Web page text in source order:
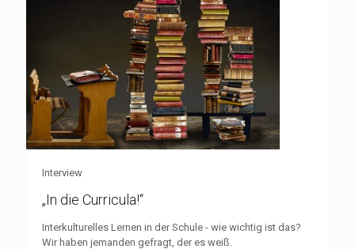
Interview
„In die Curricula!“
Interkulturelles Lernen in der Schule - wie wichtig ist das?
Wir haben jemanden gefragt, der es weiß.